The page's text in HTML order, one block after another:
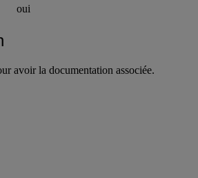
oui
avoir la documentation associée.